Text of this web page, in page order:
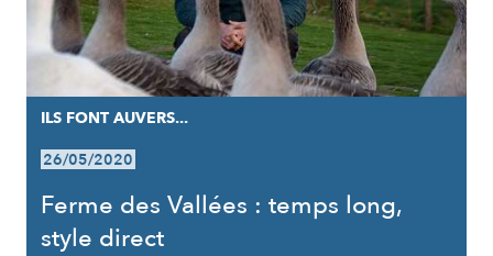
ILS FONT AUVERS...
26/05/2020
Ferme des Vallées : temps long,
style direct